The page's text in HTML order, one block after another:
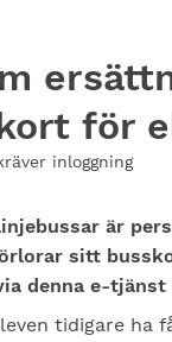
för
inloggning
är
sitt
denna e-
tidigare ha